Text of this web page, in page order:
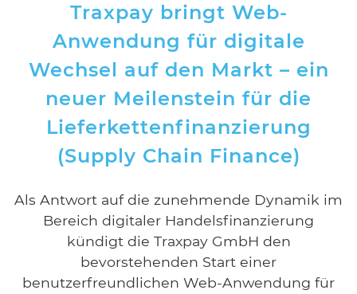
Traxpay bringt Web-
Anwendung für digitale
Wechsel auf den Markt – ein
neuer Meilenstein für die
Lieferkettenfinanzierung
(Supply Chain Finance)
Als Antwort auf die zunehmende Dynamik im
Bereich digitaler Handelsfinanzierung
kündigt die Traxpay GmbH den
bevorstehenden Start einer
benutzerfreundlichen Web-Anwendung für